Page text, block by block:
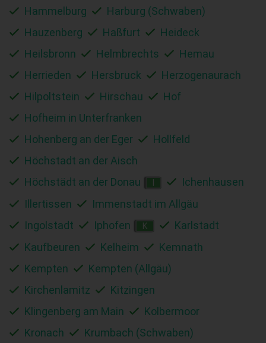
Hammelburg
Harburg (Schwaben)
Hauzenberg
Haßfurt
Heideck
Heilsbronn
Helmbrechts
Hemau
Herrieden
Hersbruck
Herzogenaurach
Hilpoltstein
Hirschau
Hof
Hofheim in Unterfranken
Hohenberg an der Eger
Hollfeld
Höchstadt an der Aisch
Höchstädt an der Donau
Ichenhausen
Illertissen
Immenstadt im Allgäu
Ingolstadt
Iphofen K
Karlstadt
Kaufbeuren
Kelheim
Kemnath
Kempten
Kempten (Allgäu)
Kirchenlamitz
Kitzingen
Klingenberg am Main
Kolbermoor
Kronach
Krumbach (Schwaben)